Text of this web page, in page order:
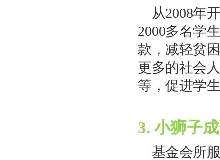
从2008年
2000多名学
款，减轻贫
更多的社会
等，促进学
3. 小狮子
基金会所